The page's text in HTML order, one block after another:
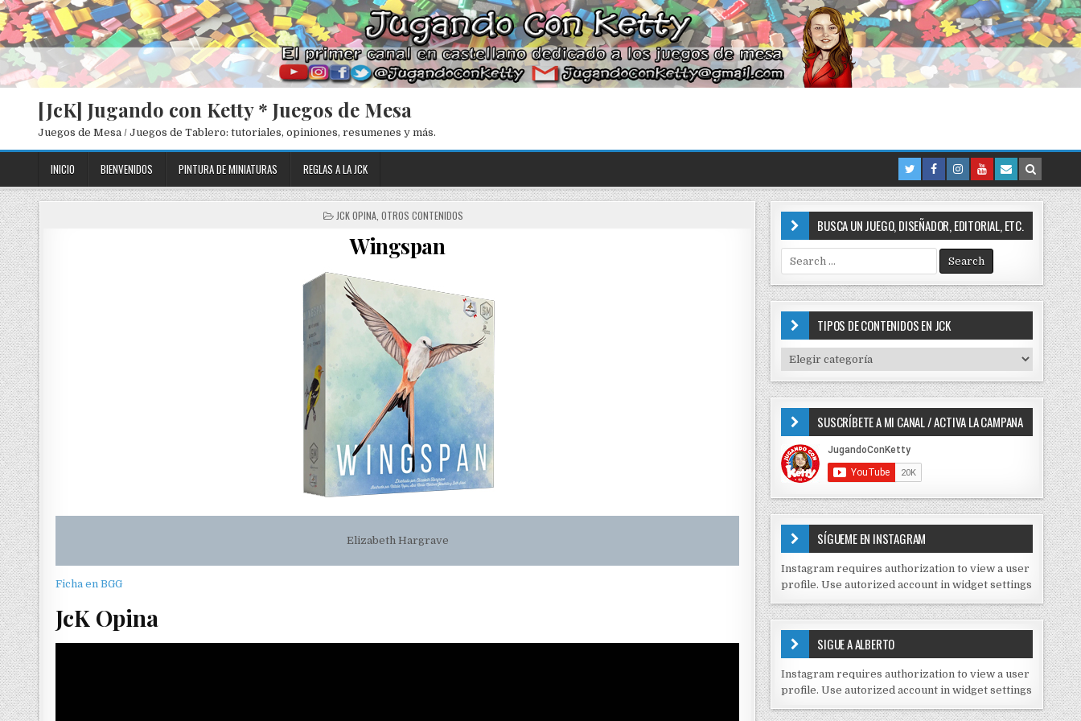
[JcK] Jugando con Ketty * Juegos de Mesa
Juegos de Mesa / Juegos de Tablero: tutoriales, opiniones, resumenes y más.
INICIO BIENVENIDOS PINTURA DE MINIATURAS REGLAS A LA JCK
P
JCK OPINA ,OTROS CONTENIDOS
Wingspan
Elizabeth Hargrave
Ficha en BGG
JcK Opina
BUSCA UN JUEGO, DISEÑADOR, EDITORIAL, ETC.
e
a
r
o
r
:
TIPOS DE CONTENIDOS EN JCK
I
P
D
E
C
N
T
I
D
S
E
J
C
K
SUSCRÍBETE A MI CANAL / ACTIVA LA CAMPANA
SÍGUEME EN INSTAGRAM
Instagram requires authorization to view a user
profile. Use autorized account in widget settings
SIGUE A ALBERTO
Instagram requires authorization to view a user
profile. Use autorized account in widget settings